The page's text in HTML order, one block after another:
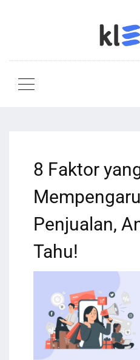
8 Faktor
Penjualan,
Tahu!